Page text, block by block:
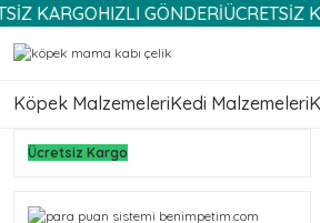
HIZLI GÖNDERİÜCRETSİZ KARGO
Köpek MalzemeleriKedi Malzemeleri
Ücretsiz Kargo